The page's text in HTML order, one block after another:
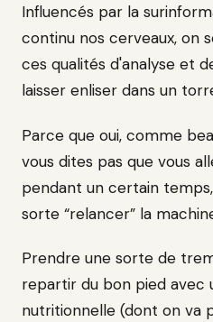
Influencés par la
continu nos cerveaux, on
ces qualités d'analyse et
laisser enliser dans un
Parce que oui, comme
vous dites pas que vous
pendant un certain
sorte “relancer” la
Prendre une sorte de
repartir du bon pied avec
nutritionnelle (dont on va